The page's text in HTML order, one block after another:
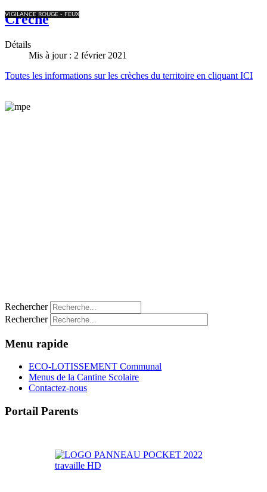
VIGILANCE ROUGE - FEUX
Crèche
Détails
Mis à jour : 2 février 2021
Toutes les informations sur les crèches du territoire en cliquant ICI
Rechercher
Rechercher
Menu rapide
ECO-LOTISSEMENT Communal
Menus de la Cantine Scolaire
Contactez-nous
Portail Parents